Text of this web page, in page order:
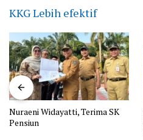
KKG Lebih efektif
Nuraeni Widayatti, Terima SK
Pensiun